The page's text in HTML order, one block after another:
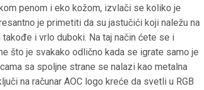
penom i eko kožom, izvlači se koliko je
je primetiti da su jastučići koji naležu na
i vrlo duboki. Na taj način ćete se i
što je svakako odlično kada se igrate samo je
sa spoljne strane se nalazi kao metalna
na računar AOC logo kreće da svetli u RGB